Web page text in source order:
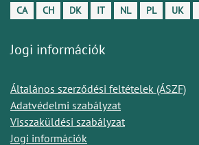
CA CH DK IT NL PL UK
Jogi információk
Általános szerződési feltételek (ÁSZF)
Adatvédelmi szabályzat
Visszaküldési szabályzat
Jogi információk